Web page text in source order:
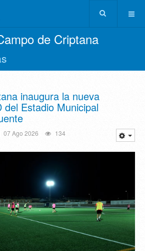
de Criptana
inaugura la nueva
del Estadio Municipal
07 Ago 2026 134